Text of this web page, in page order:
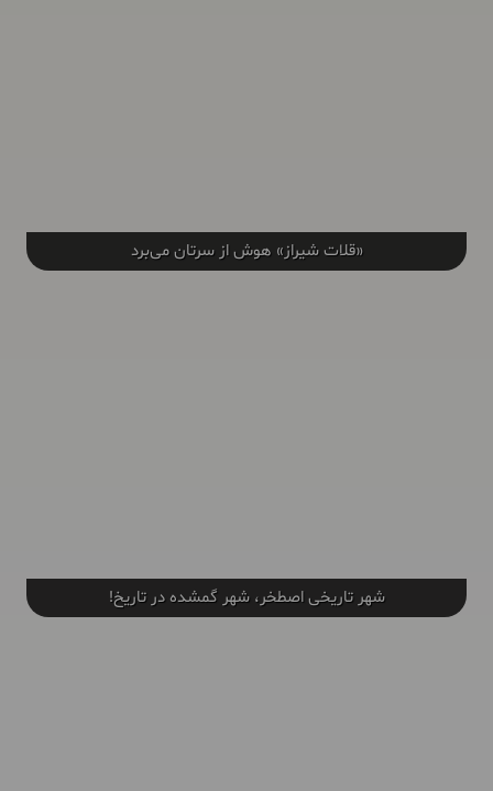
«قلات شیراز» هوش از سرتان می‌برد
شهر تاریخی اصطخر، شهر گمشده در تاریخ!